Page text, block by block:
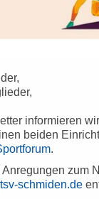
informieren
beiden
.
zum
schmiden.de